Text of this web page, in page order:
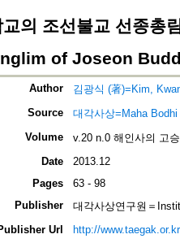
교의 조선불교 선종
of Joseon
Author
김광식 (著)=Kim,
Source
대각사상=Maha
Volume
v.20 n.0 해인사의 고
Date
2013.12
Pages
63 - 98
Publisher
대각사상연구원＝
Url
http://